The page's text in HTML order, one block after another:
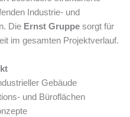
Industrie- und
Die Ernst Gruppe sorgt für
im gesamten Projektverlauf.
Gebäude
und Büroflächen